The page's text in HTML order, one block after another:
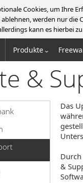
Cookies, um Ihre
werden nur die
kann es hierbei
Produkte
&
Das
&